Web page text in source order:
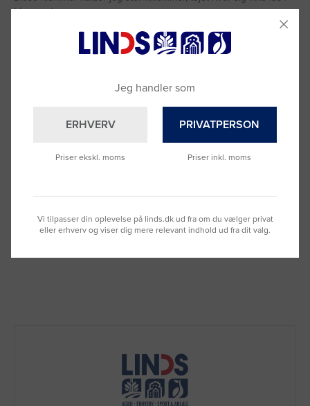
blæsevejr.
Tøjklemmer / plastikklemmer rød - 60 stk
Super stærke tøjklemmer, som holder i mange år.
Jeg handler som
ERHVERV
Priser ekskl. moms
PRIVATPERSON
Priser inkl. moms
Vi tilpasser din oplevelse på linds.dk ud fra om du vælger privat
eller erhverv og viser dig mere relevant indhold ud fra dit valg.